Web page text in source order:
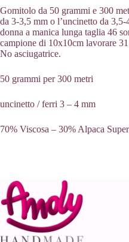
Gomitolo da 50 grammi e 300
da 3-3,5 mm o l’uncinetto da
donna a manica lunga taglia 46
campione di 10x10cm lavorare
No asciugatrice.
50 grammi per 300 metri
uncinetto / ferri 3 – 4 mm
70% Viscosa – 30% Alpaca